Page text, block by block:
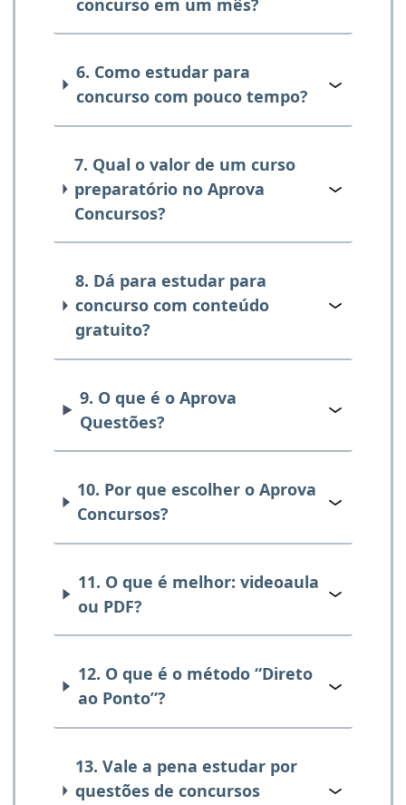
6. Como estudar para
concurso com pouco tempo?
7. Qual o valor de um curso
preparatório no Aprova
Concursos?
8. Dá para estudar para
concurso com conteúdo
gratuito?
9. O que é o Aprova
Questões?
10. Por que escolher o Aprova
Concursos?
11. O que é melhor: videoaula
ou PDF?
12. O que é o método “Direto
ao Ponto”?
13. Vale a pena estudar por
questões de concursos